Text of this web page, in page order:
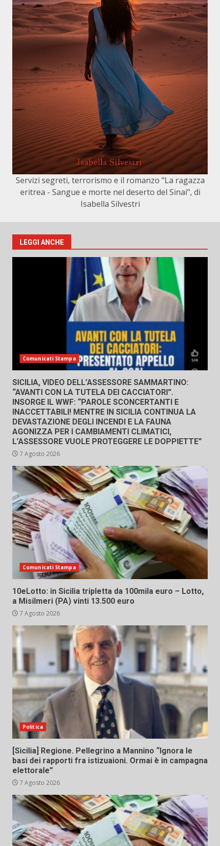
Servizi segreti, terrorismo e il romanzo "La ragazza
eritrea - Sangue e morte nel deserto del Sinai", di
Isabella Silvestri
LEGGI ANCHE
Comunicati Stampa
SICILIA, VIDEO DELL’ASSESSORE SAMMARTINO:
“AVANTI CON LA TUTELA DEI CACCIATORI”.
INSORGE IL WWF: “PAROLE SCONCERTANTI E
INACCETTABILI! MENTRE IN SICILIA CONTINUA LA
DEVASTAZIONE DEGLI INCENDI E LA FAUNA
AGONIZZA PER I CAMBIAMENTI CLIMATICI,
L’ASSESSORE VUOLE PROTEGGERE LE DOPPIETTE”
7 Agosto 2026
Comunicati Stampa
10eLotto: in Sicilia tripletta da 100mila euro – Lotto,
a Misilmeri (PA) vinti 13.500 euro
7 Agosto 2026
Politica
[Sicilia] Regione. Pellegrino a Mannino “Ignora le
basi dei rapporti fra istizuaioni. Ormai è in campagna
elettorale”
7 Agosto 2026